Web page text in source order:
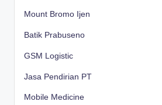
Mount Bromo Ijen
Batik Prabuseno
GSM Logistic
Jasa Pendirian PT
Mobile Medicine